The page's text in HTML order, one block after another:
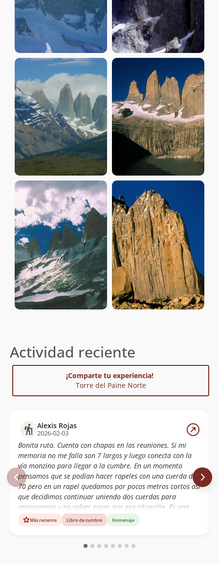
Actividad reciente
¡Comparte tu experiencia!
Torre del Paine Norte
Alexis Rojas
2026-02-03
Bonita ruta. Cuenta con chapas en las reuniones. Si mi
memoria no me falla son 7 largos y luego conecta con la
vía monzino para llegar a la cumbre. En un momento
pensamos que se podían hacer rapeles con una cuerda de
70 pero en un rapel quedamos por pocos metros cortos así
que decidimos continuar uniendo dos cuerdas para
asegurarnos y no volver pasar por esa situación. Es una
ruta súper accesible pero no se debe menospreciar, ya que
el clima en la patagónia es muy cambiante en muy poco
trabajar las cuerdas en los rápeles son altas
Más reciente Libro de cumbre Homenaje